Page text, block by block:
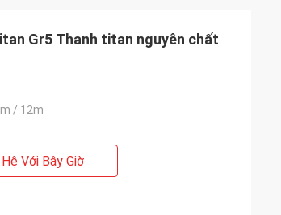
Gr5 Thanh titan nguyên chất
/ 12m
Với Bây Giờ